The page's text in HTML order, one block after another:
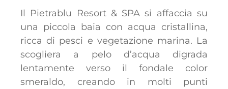
Il Pietrablu Resort & SPA si affaccia su
una piccola baia con acqua cristallina,
ricca di pesci e vegetazione marina. La
scogliera a pelo d’acqua digrada
lentamente verso il fondale color
smeraldo, creando in molti punti